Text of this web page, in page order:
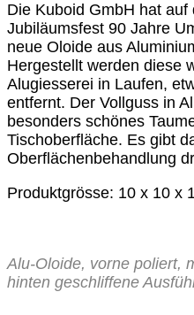
Die Kuboid GmbH hat
Jubiläumsfest 90 Jahre
neue Oloide aus
Hergestellt werden diese
Alugiesserei in Laufen,
entfernt. Der Vollguss in
besonders schönes
Tischoberfläche. Es gibt
Oberflächenbehandlung
Produktgrösse: 10 x 10 x
Alu-Oloide, vorne poliert,
hinten geschliffene